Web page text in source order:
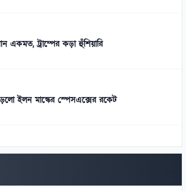
একমত, ট্রাম্পের কড়া হুঁশিয়ারি
ইলন মাস্কের স্পেসএক্সের রকেট
আলোচিত সাংবাদিক ময়ূখ রঞ্জন ঘোষ